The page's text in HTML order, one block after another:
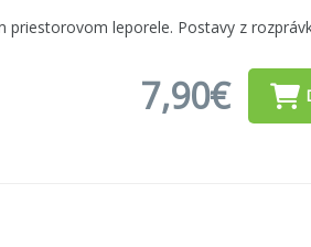
leporele. Postavy z
7,90€